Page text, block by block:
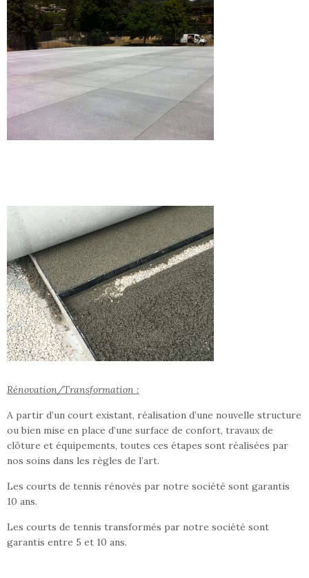
Rénovation/Transformation :
A partir d’un court existant, réalisation d’une nouvelle structure
ou bien mise en place d’une surface de confort, travaux de
clôture et équipements, toutes ces étapes sont réalisées par
nos soins dans les règles de l’art.
Les courts de tennis rénovés par notre société sont garantis
10 ans.
Les courts de tennis transformés par notre société sont
garantis entre 5 et 10 ans.